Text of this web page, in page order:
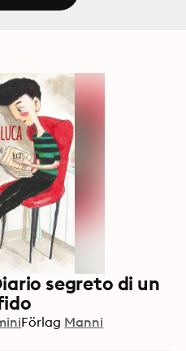
segreto di un
Förlag Manni